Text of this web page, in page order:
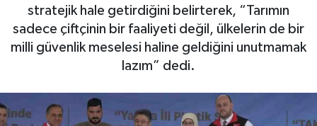
stratejik hale getirdiğini belirterek, “Tarımın
sadece çiftçinin bir faaliyeti değil, ülkelerin de bir
milli güvenlik meselesi haline geldiğini unutmamak
lazım” dedi.
Asayiş
Gayrimenkul